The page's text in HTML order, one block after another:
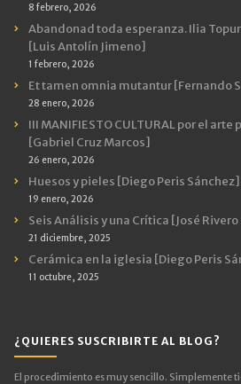
8 febrero, 2026
Abandonad toda esperanza. Ilia
[Luis Antolín Jimeno]
1 febrero, 2026
Et tamen omnia mutantur [Fernando
28 enero, 2026
III MANIFIESTO CULTURAL por el
[Gabriel Cruz Marcos]
26 enero, 2026
Huesos y pieles [Diego Peris Sánchez]
19 enero, 2026
Seis Análisis y una Crítica [José
21 diciembre, 2025
Cerámica en la iglesia [Diego Peris
11 octubre, 2025
¿QUIERES SUSCRIBIRTE AL BLOG?
El procedimiento es muy sencillo. Simplemente